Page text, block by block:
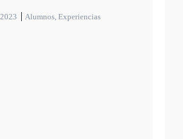
Alumnos, Experiencias